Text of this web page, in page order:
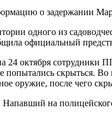
о задержании
одного из
официальный
24 октября
попытались скрыться.
оружие, после чего
Напавший на